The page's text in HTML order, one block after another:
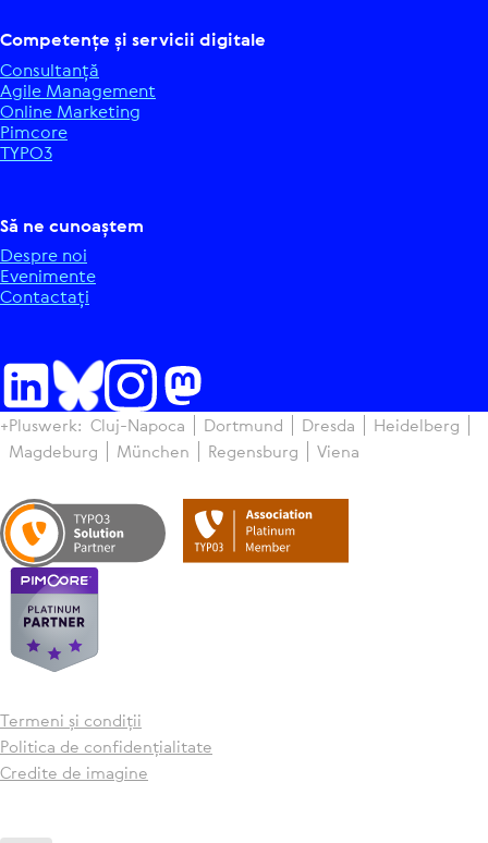
Com­pe­tențe și servicii digitale
Con­sul­tanță
Agile Mana­ge­ment
Online Marketing
Pimcore
TYPO3
Să ne cunoaștem
Despre noi
Eve­ni­mente
Con­tac­tați
+Pluswerk: Cluj-Napoca Dortmund Dresda
Hei­del­berg
Magdeburg
München Regen­sburg Viena
Termeni și condiții
Politica de con­fi­den­ți­a­li­tate
Credite de imagine